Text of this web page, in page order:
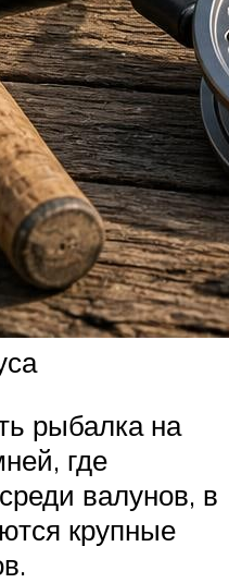
рыбалка на
где
валунов, в
крупные